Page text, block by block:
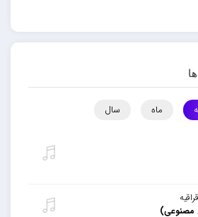
ماه سال
مصنوعی)